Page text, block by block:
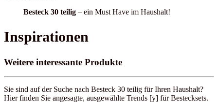
Besteck 30 teilig – ein Must Have im Haushalt!
Inspirationen
Weitere interessante Produkte
Sie sind auf der Suche nach Besteck 30 teilig für Ihren Haushalt?
Hier finden Sie angesagte, ausgewählte Trends [y] für Bestecksets.